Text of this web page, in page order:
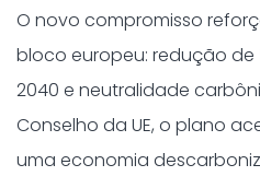
O novo compromisso
bloco europeu: redução de
2040 e neutralidade
Conselho da UE, o plano
uma economia